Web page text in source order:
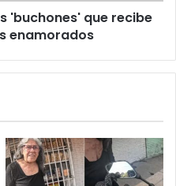
'buchones' que recibe
enamorados